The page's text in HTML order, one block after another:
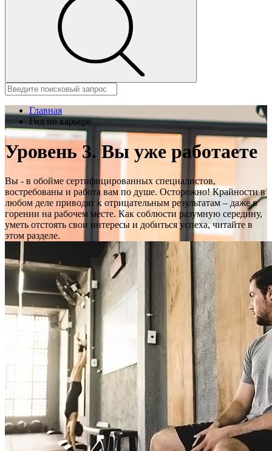
Главная
Гид по карьере
Уровень 3. Вы уже работаете
Вы - в обойме сертифицированных специалистов,
востребованы и работа вам по душе. Осторожно! Крайности в
любом деле приводят к отрицательным результатам – даже в
горении на рабочем месте. Как соблюсти разумную середину,
уметь отстоять свои интересы и добиться успеха, читайте в
этом разделе.